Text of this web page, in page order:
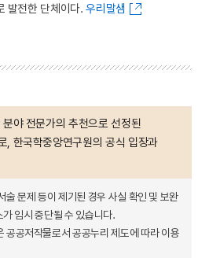
발전한 단체이다.우리말샘
야 전문가의 추천으로 선정된
, 한국학중앙연구원의 공식 입장과
술 문제 등이 제기된 경우 사실 확인 및 보완
임시 중단될 수 있습니다.
공공저작물로서 공공누리 제도에 따라 이용